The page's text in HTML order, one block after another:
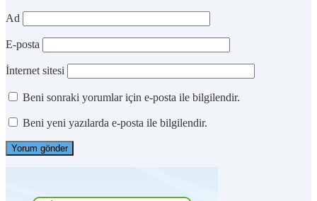
Ad
E-posta
İnternet sitesi
Beni sonraki yorumlar için e-posta ile bilgilendir.
Beni yeni yazılarda e-posta ile bilgilendir.